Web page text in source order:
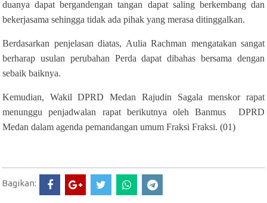
duanya dapat bergandengan tangan dapat saling berkembang dan
bekerjasama sehingga tidak ada pihak yang merasa ditinggalkan.
Berdasarkan penjelasan diatas, Aulia Rachman mengatakan sangat
berharap usulan perubahan Perda dapat dibahas bersama dengan
sebaik baiknya.
Kemudian, Wakil DPRD Medan Rajudin Sagala menskor rapat
menunggu penjadwalan rapat berikutnya oleh Banmus DPRD
Medan dalam agenda pemandangan umum Fraksi Fraksi. (01)
Bagikan: